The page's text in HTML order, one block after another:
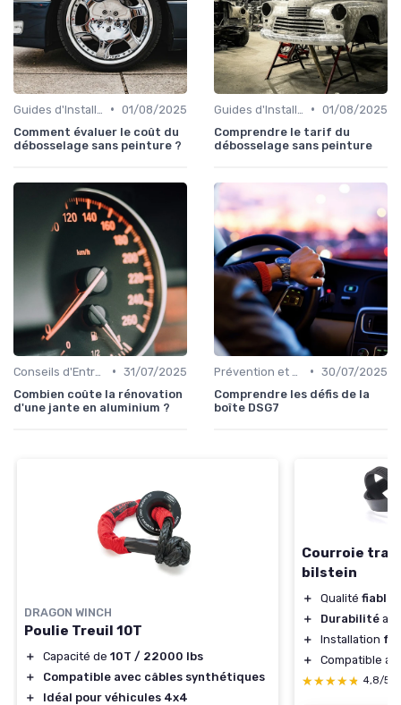
• 01/08/2025
Comment évaluer le coût du
débosselage sans peinture ?
• 01/08/2025
Comprendre le tarif du
débosselage sans peinture
• 31/07/2025
Combien coûte la rénovation
d'une jante en aluminium ?
• 30/07/2025
Comprendre les défis de la
boîte DSG7
DRAGON WINCH
Poulie Treuil 10T
＋ Capacité de 10T / 22000 lbs
＋
Compatible avec câbles synthétiques
＋
Idéal pour véhicules 4x4
Courroie
bilstein
＋ Qualité fiable
＋
Durabilité
＋
Installation
＋
Compatible
★★★★★
★★★★★ 4,8/5